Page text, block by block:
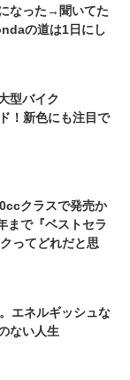
なった→聞いてた
の道は1日にし
象 編】
型バイク
！新色にも注目で
クラスで発売か
で『ベストセラ
ってどれだと思
エネルギッシュな
ない人生